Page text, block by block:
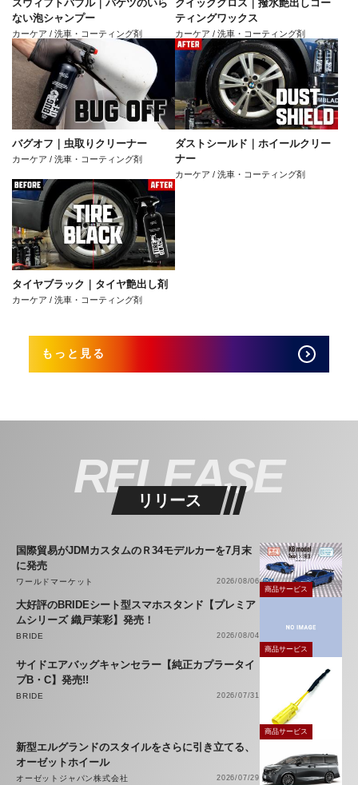
スウィフトバブル｜バケツのいら
ない泡シャンプー
カーケア / 洗車・コーティング剤
クイックグロス｜撥水艶出しコー
ティングワックス
カーケア / 洗車・コーティング剤
バグオフ｜虫取りクリーナー
カーケア / 洗車・コーティング剤
ダストシールド｜ホイールクリー
ナー
カーケア / 洗車・コーティング剤
タイヤブラック｜タイヤ艶出し剤
カーケア / 洗車・コーティング剤
もっと見る
RELEASE
リリース
国際貿易がJDMカスタムのＲ34モデルカーを7月末
に発売
ワールドマーケット
2026/08/06
商品サービス
大好評のBRIDEシート型スマホスタンド【プレミア
ムシリーズ 織戸茉彩】発売！
BRIDE
2026/08/04
商品サービス
サイドエアバッグキャンセラー【純正カプラータイ
プB・C】発売!!
BRIDE 2026/07/31
商品サービス
新型エルグランドのスタイルをさらに引き立てる、
オーゼットホイール
オーゼットジャパン株式会社
2026/07/29